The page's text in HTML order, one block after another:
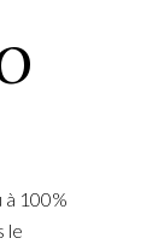
à 100%
le